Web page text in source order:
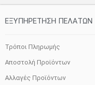
ΕΞΥΠΗΡΕΤΗΣΗ ΠΕΛΑΤΩΝ
Τρόποι Πληρωμής
Αποστολή Προϊόντων
Αλλαγές Προϊόντων